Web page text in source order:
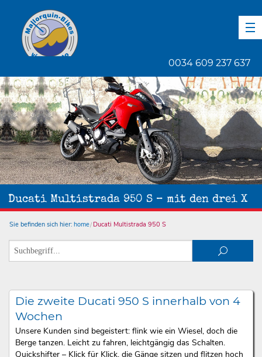
0034 609 237 637
Ducati Multistrada 950 S – mit den drei X
1 von 1
Sie befinden sich hier: home Ducati Multistrada 950 S
Die zweite Ducati 950 S innerhalb von 4
Wochen
Unsere Kunden sind begeistert: flink wie ein Wiesel, doch die
Berge tanzen. Leicht zu fahren, leichtgängig das Schalten.
Quickshifter – Klick für Klick, die Gänge sitzen und flitzen hoch